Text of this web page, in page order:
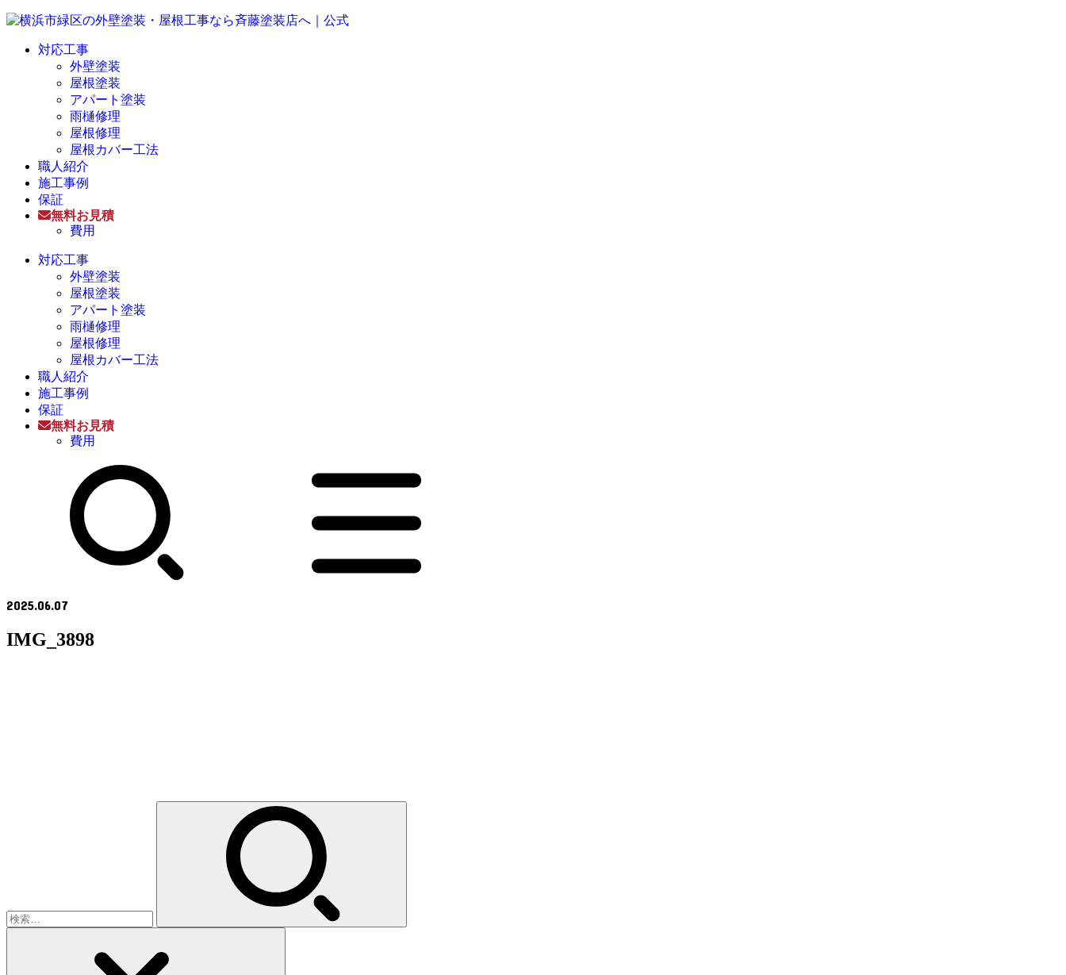
対応工事
外壁塗装
屋根塗装
アパート塗装
雨樋修理
屋根修理
屋根カバー工法
職人紹介
施工事例
保証
無料お見積
費用
対応工事
外壁塗装
屋根塗装
アパート塗装
雨樋修理
屋根修理
屋根カバー工法
職人紹介
施工事例
保証
無料お見積
費用
2025.06.07
IMG_3898